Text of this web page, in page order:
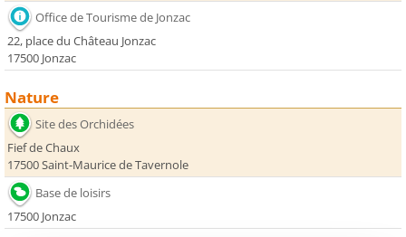
Office de Tourisme de Jonzac
22, place du Château Jonzac
17500 Jonzac
Nature
Site des Orchidées
Fief de Chaux
17500 Saint-Maurice de Tavernole
Base de loisirs
17500 Jonzac